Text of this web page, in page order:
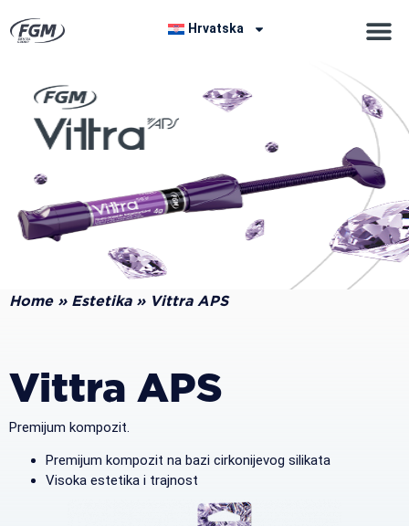
Hrvatska
Home» Estetika» Vittra APS
Vittra APS
Premijum kompozit.
Premijum kompozit na bazi cirkonijevog silikata
Visoka estetika i trajnost